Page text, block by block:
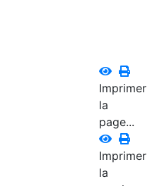
Imprimer
la
page...
Imprimer
la